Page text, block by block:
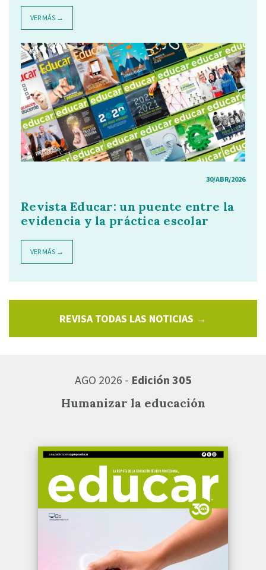
VER MÁS →
30/ABR/2026
Revista Educar: un puente entre la
evidencia y la práctica escolar
VER MÁS →
REVISA TODAS LAS NOTICIAS →
AGO 2026 - Edición 305
Humanizar la educación